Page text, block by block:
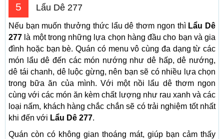
5 Lẩu Dê 277
Nếu bạn muốn thưởng thức lẩu dê thơm ngon thìLẩu Dê
277 là một trong những lựa chọn hàng đầu cho bạn và gia
đình hoặc bạn bè. Quán có menu vô cùng đa dạng từ các
món lẩu dê đến các món nướng như dê hấp, dê nướng,
dê tái chanh, dê luộc gừng, nên bạn sẽ có nhiều lựa chọn
trong bữa ăn của mình. Với một nồi lẩu dê thơm ngon
cùng với các món ăn kèm chất lượng như rau xanh và các
loại nấm, khách hàng chắc chắn sẽ có trải nghiệm tốt nhất
khi đến với Lẩu Dê 277.
Quán còn có không gian thoáng mát, giúp bạn cảm thấy